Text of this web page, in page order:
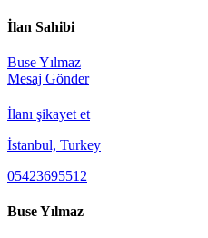
İlan Sahibi
Buse Yılmaz
Mesaj Gönder
İlanı şikayet et
İstanbul, Turkey
05423695512
Buse Yılmaz